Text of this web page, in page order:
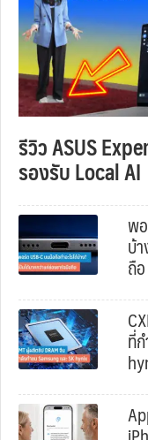
รีวิว ASUS
รองรับ Local AI
พ
บ้
ถือ
ที่